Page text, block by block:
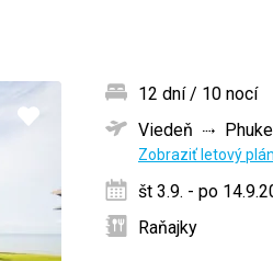
Pridať
12 dní / 10 nocí
Viedeň
Zobraziť letový plán
št 3.9. - po
Raňajky